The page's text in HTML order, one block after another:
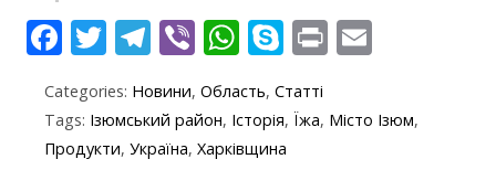
F
e
b
T
itt
er
T
e
gr
Vi
er
W
at
s
S
y
p
Pr
t ai
Categories: Новини, Область, Статті
Tags: Ізюмський район, Історія, Їжа, Місто Ізюм,
Продукти, Україна, Харківщина